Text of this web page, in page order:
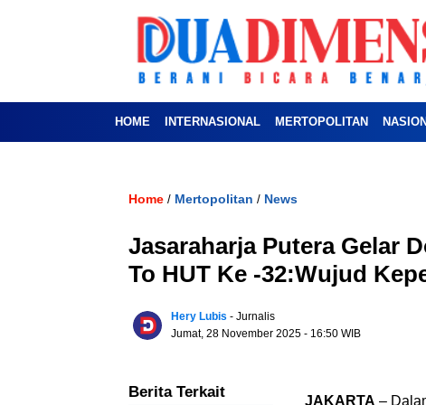
HOME INTERNASIONAL MERTOPOLITAN
Home / Mertopolitan / News
Jasaraharja Putera Gelar
To HUT Ke -32:Wujud
Hery Lubis - Jurnalis
Jumat, 28 November 2025 - 16:50 WIB
JAKARTA –
Berita Terkait